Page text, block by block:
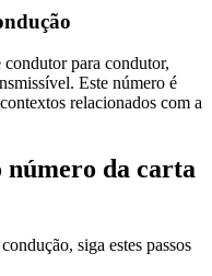
para condutor,
Este número é
relacionados com a
da carta
siga estes passos